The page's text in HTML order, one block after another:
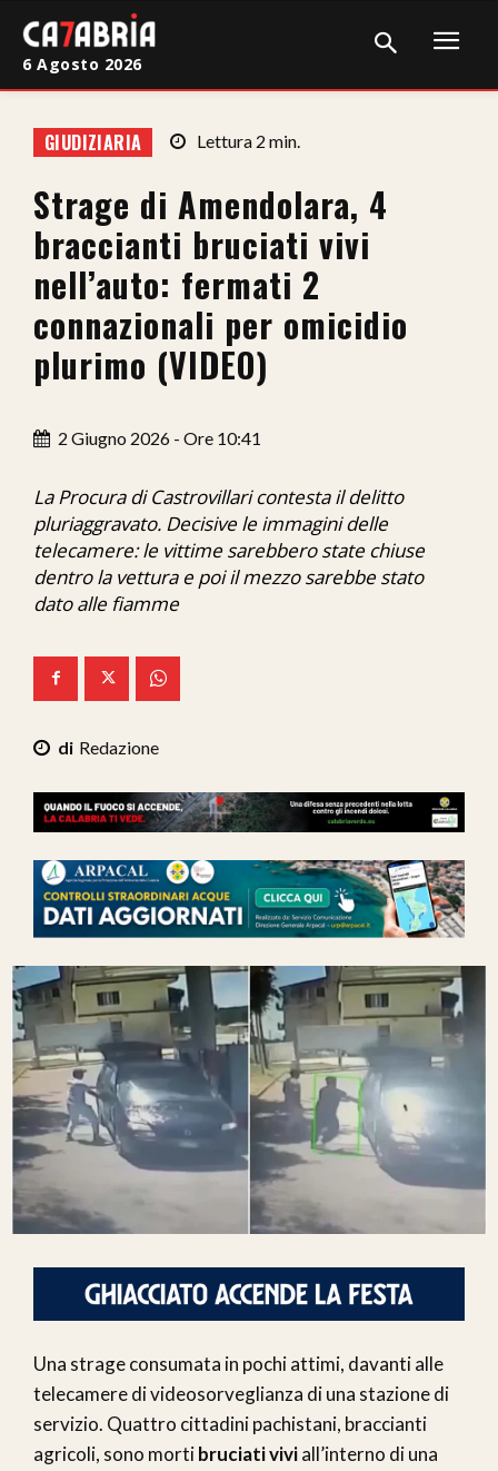
Cronaca
Giudiziaria
Politica
Sport
Attualità
Ita-Mondo
C7 Play
We Calabria
Mix Zone
6 Agosto 2026
GIUDIZIARIA Lettura 2 min.
Strage di Amendolara, 4
braccianti bruciati vivi
nell’auto: fermati 2
connazionali per omicidio
plurimo (VIDEO)
2 Giugno 2026 - Ore 10:41
La Procura di Castrovillari contesta il delitto
pluriaggravato. Decisive le immagini delle
telecamere: le vittime sarebbero state chiuse
dentro la vettura e poi il mezzo sarebbe stato
dato alle fiamme
Redazione
Una strage consumata in pochi attimi, davanti alle
telecamere di videosorveglianza di una stazione di
servizio. Quattro cittadini pachistani, braccianti
agricoli, sono mortibruciati viviall’interno di una